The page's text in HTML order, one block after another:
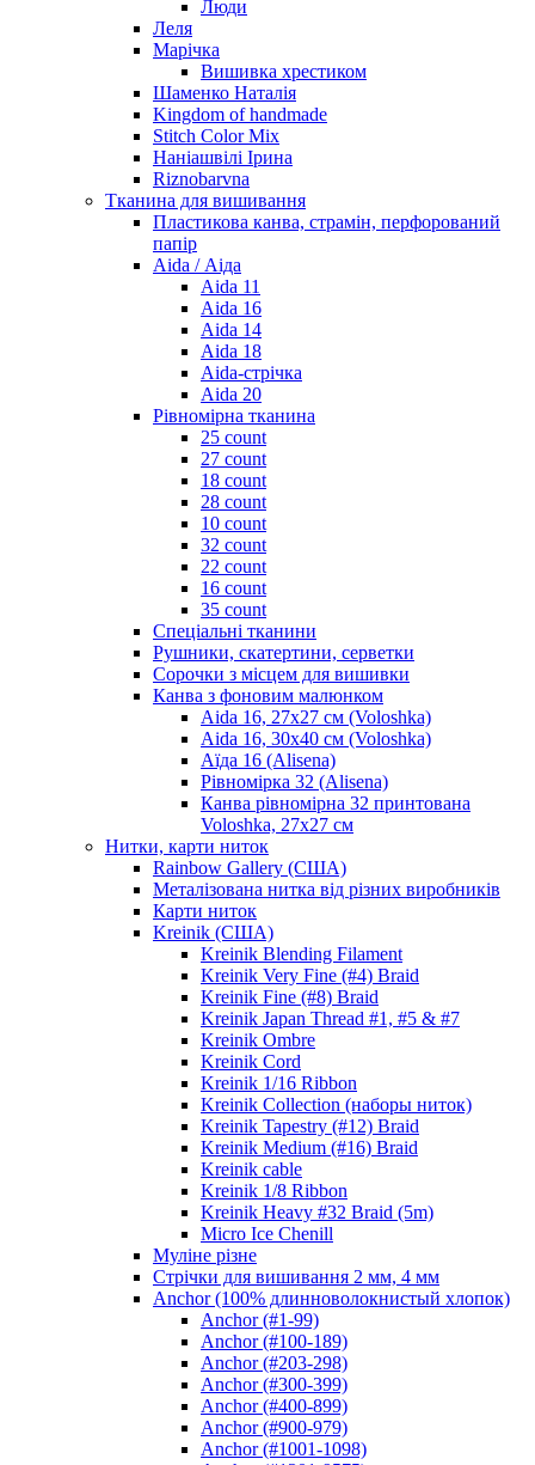
Люди
Леля
Марічка
Вишивка хрестиком
Шаменко Наталія
Kingdom of handmade
Stitch Color Mix
Наніашвілі Ірина
Riznobarvna
Тканина для вишивання
Пластикова канва, страмін, перфорований
папір
Aida / Аіда
Aida 11
Aida 16
Aida 14
Aida 18
Aida-стрічка
Aida 20
Рівномірна тканина
25 count
27 count
18 count
28 count
10 count
32 count
22 count
16 count
35 count
Спеціальні тканини
Рушники, скатертини, серветки
Сорочки з місцем для вишивки
Канва з фоновим малюнком
Aida 16, 27х27 см (Voloshka)
Aida 16, 30х40 см (Voloshka)
Аїда 16 (Alisena)
Рівномірка 32 (Alisena)
Канва рівномірна 32 принтована
Voloshka, 27х27 см
Нитки, карти ниток
Rainbow Gallery (США)
Металізована нитка від різних виробників
Карти ниток
Kreinik (США)
Kreinik Blending Filament
Kreinik Very Fine (#4) Braid
Kreinik Fine (#8) Braid
Kreinik Japan Thread #1, #5 & #7
Kreinik Ombre
Kreinik Cord
Kreinik 1/16 Ribbon
Kreinik Collection (наборы ниток)
Kreinik Tapestry (#12) Braid
Kreinik Medium (#16) Braid
Kreinik cable
Kreinik 1/8 Ribbon
Kreinik Heavy #32 Braid (5m)
Micro Ice Chenill
Муліне різне
Стрічки для вишивання 2 мм, 4 мм
Anchor (100% длинноволокнистый хлопок)
Anchor (#1-99)
Anchor (#100-189)
Anchor (#203-298)
Anchor (#300-399)
Anchor (#400-899)
Anchor (#900-979)
Anchor (#1001-1098)